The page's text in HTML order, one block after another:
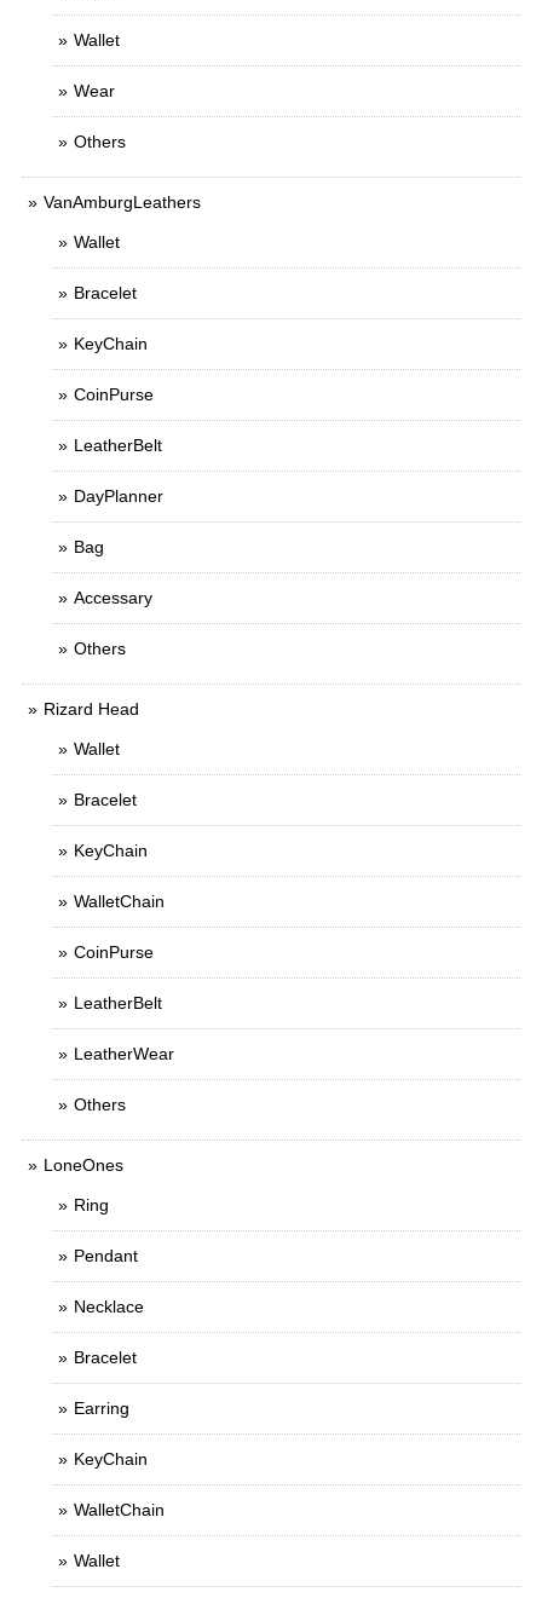
Wallet
Wear
Others
VanAmburgLeathers
Wallet
Bracelet
KeyChain
CoinPurse
LeatherBelt
DayPlanner
Bag
Accessary
Others
Rizard Head
Wallet
Bracelet
KeyChain
WalletChain
CoinPurse
LeatherBelt
LeatherWear
Others
LoneOnes
Ring
Pendant
Necklace
Bracelet
Earring
KeyChain
WalletChain
Wallet